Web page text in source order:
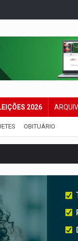
2026
OBITUÁRIO